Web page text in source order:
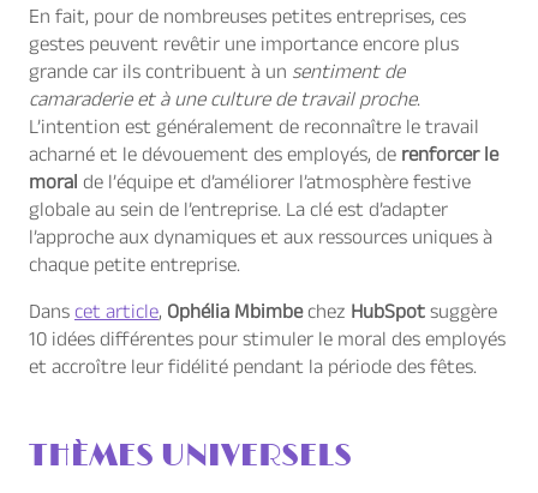
En fait, pour de nombreuses petites entreprises, ces
gestes peuvent revêtir une importance encore plus
grande car ils contribuent à un sentiment de
camaraderie et à une culture de travail proche.
L’intention est généralement de reconnaître le travail
acharné et le dévouement des employés, derenforcer le
moral de l’équipe et d’améliorer l’atmosphère festive
globale au sein de l’entreprise. La clé est d’adapter
l’approche aux dynamiques et aux ressources uniques à
chaque petite entreprise.
Danscet article, Ophélia Mbimbechez HubSpotsuggère
10 idées différentes pour stimuler le moral des employés
et accroître leur fidélité pendant la période des fêtes.
THÈMES UNIVERSELS